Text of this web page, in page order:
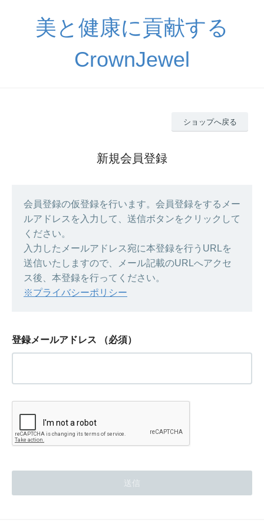
美と健康に貢献する
CrownJewel
ショップへ戻る
新規会員登録
会員登録の仮登録を行います。会員登録をするメー
ルアドレスを入力して、送信ボタンをクリックして
ください。
入力したメールアドレス宛に本登録を行うURLを
送信いたしますので、メール記載のURLへアクセ
ス後、本登録を行ってください。
※プライバシーポリシー
登録メールアドレス （必須）